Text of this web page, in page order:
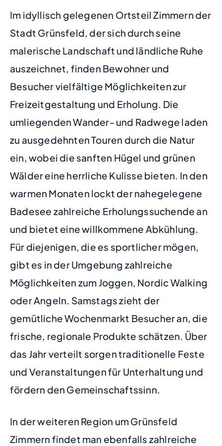
Im idyllisch gelegenen Ortsteil Zimmern der
Stadt Grünsfeld, der sich durch seine
malerische Landschaft und ländliche Ruhe
auszeichnet, finden Bewohner und
Besucher vielfältige Möglichkeiten zur
Freizeitgestaltung und Erholung. Die
umliegenden Wander- und Radwege laden
zu ausgedehnten Touren durch die Natur
ein, wobei die sanften Hügel und grünen
Wälder eine herrliche Kulisse bieten. In den
warmen Monaten lockt der nahegelegene
Badesee zahlreiche Erholungssuchende an
und bietet eine willkommene Abkühlung.
Für diejenigen, die es sportlicher mögen,
gibt es in der Umgebung zahlreiche
Möglichkeiten zum Joggen, Nordic Walking
oder Angeln. Samstags zieht der
gemütliche Wochenmarkt Besucher an, die
frische, regionale Produkte schätzen. Über
das Jahr verteilt sorgen traditionelle Feste
und Veranstaltungen für Unterhaltung und
fördern den Gemeinschaftssinn.
In der weiteren Region um Grünsfeld
Zimmern findet man ebenfalls zahlreiche